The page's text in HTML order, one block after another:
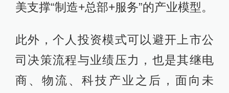
美支撑“制造+总部+服务”的产业模型。
此外，个人投资模式可以避开上市公
司决策流程与业绩压力，也是其继电
商、物流、科技产业之后，面向未